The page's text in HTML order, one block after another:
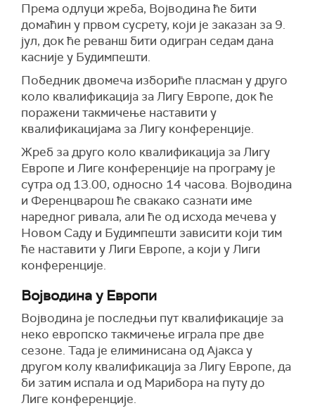
Према одлуци жреба, Војводина ће бити
домаћин у првом сусрету, који је заказан за 9.
јул, док ће реванш бити одигран седам дана
касније у Будимпешти.
Победник двомеча избориће пласман у друго
коло квалификација за Лигу Европе, док ће
поражени такмичење наставити у
квалификацијама за Лигу конференције.
Жреб за друго коло квалификација за Лигу
Европе и Лиге конференције на програму је
сутра од 13.00, односно 14 часова. Војводина
и Ференцварош ће свакако сазнати име
наредног ривала, али ће од исхода мечева у
Новом Саду и Будимпешти зависити који тим
ће наставити у Лиги Европе, а који у Лиги
конференције.
Војводина у Европи
Војводина је последњи пут квалификације за
неко европско такмичење играла пре две
сезоне. Тада је елиминисана од Ајакса у
другом колу квалификација за Лигу Европе, да
би затим испала и од Марибора на путу до
Лиге конференције.